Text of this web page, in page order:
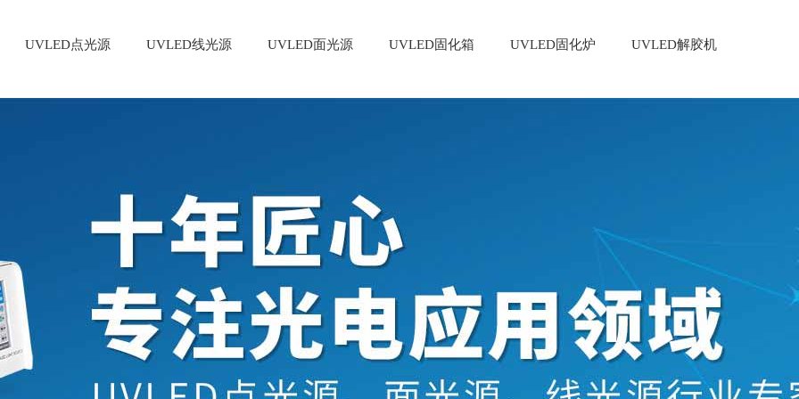
UVLED点光源 UVLED线光源 UVLED面光源 UVLED固化箱 UVLED固化炉 UVLED解胶机